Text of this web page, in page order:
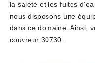
la saleté et les fuites
nous disposons une
dans ce domaine. Ainsi,
couvreur 30730.